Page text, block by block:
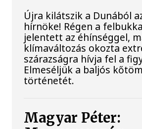
Újra kilátszik a Dunából
hírnöke! Régen a
jelentett az éhínséggel,
klímaváltozás okozta
szárazságra hívja fel a
Elmeséljük a baljós
történetét.
Magyar Péter: